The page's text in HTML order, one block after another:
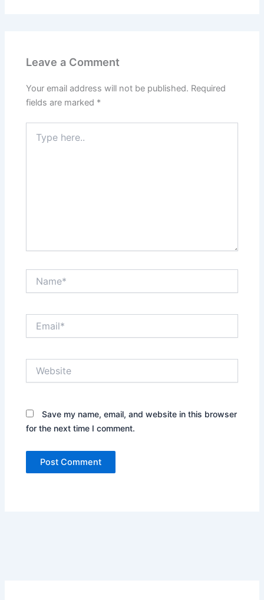
Leave a Comment
Your email address will not be published. Required
fields are marked *
here..
Save my name, email, and website in this browser
for the next time I comment.